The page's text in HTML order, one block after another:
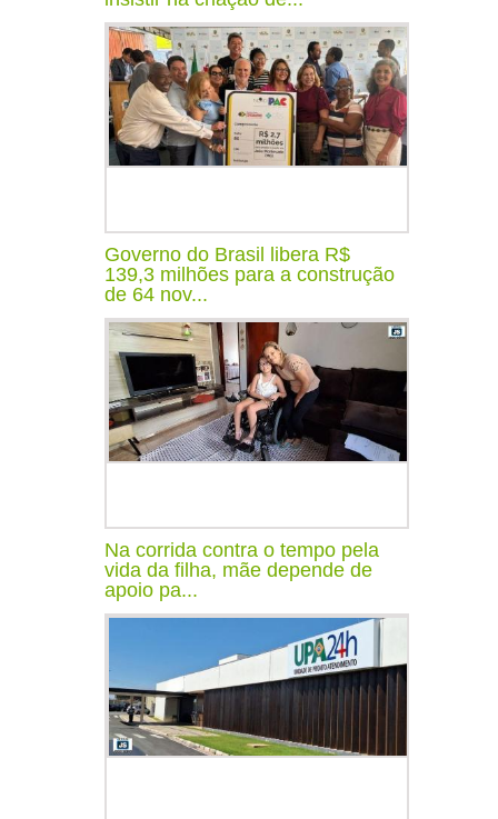
Governo do Brasil libera R$
139,3 milhões para a construção
de 64 nov...
Na corrida contra o tempo pela
vida da filha, mãe depende de
apoio pa...